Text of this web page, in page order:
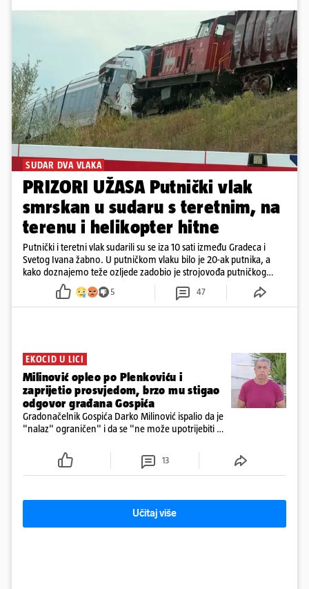
SUDAR DVA VLAKA
PRIZORI UŽASA Putnički vlak
smrskan u sudaru s teretnim, na
terenu i helikopter hitne
Putnički i teretni vlak sudarili su se iza 10 sati između Gradeca i
Svetog Ivana žabno. U putničkom vlaku bilo je 20-ak putnika, a
kako doznajemo teže ozljede zadobio je strojovođa putničkog
vlaka. Zatvoren je promet, a fotoreporteri Prigorskog objavili su
prve snimke s mjesta sudara
5 47
EKOCID U LICI
Milinović opleo po Plenkoviću i
zaprijetio prosvjedom, brzo mu stigao
odgovor građana Gospića
Gradonačelnik Gospića Darko Milinović ispalio da je
"nalaz" ograničen" i da se "ne može upotrijebiti za
ga je naručio Uskok i da je dio spisa
13
Učitaj više